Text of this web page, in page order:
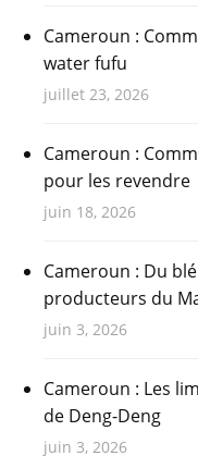
Cameroun :
water fufu
juillet 23, 2026
Cameroun :
pour les revendre
juin 18, 2026
Cameroun : Du
producteurs du
juin 3, 2026
Cameroun : Les
de Deng-Deng
juin 3, 2026